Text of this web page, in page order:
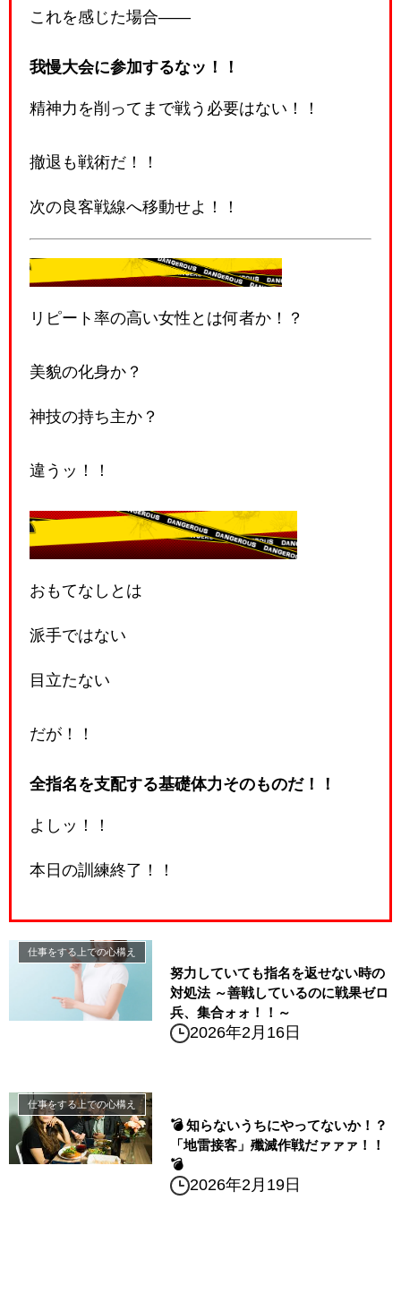
これを感じた場合――
我慢大会に参加するなッ！！
精神力を削ってまで戦う必要はない！！
撤退も戦術だ！！
次の良客戦線へ移動せよ！！
👹鬼教官・最終総括
リピート率の高い女性とは何者か！？
美貌の化身か？
神技の持ち主か？
違うッ！！
⭐また会いたい空気を作れる
者だ！！
おもてなしとは
派手ではない
目立たない
だが！！
全指名を支配する基礎体力そのものだ！！
よしッ！！
本日の訓練終了！！
仕事をする上での心構え
努力していても指名を返せない時の
対処法 ～善戦しているのに戦果ゼロ
兵、集合ォォ！！～
2026年2月16日
仕事をする上での心構え
💣 知らないうちにやってないか！？
「地雷接客」殲滅作戦だァァァ！！
💣
2026年2月19日